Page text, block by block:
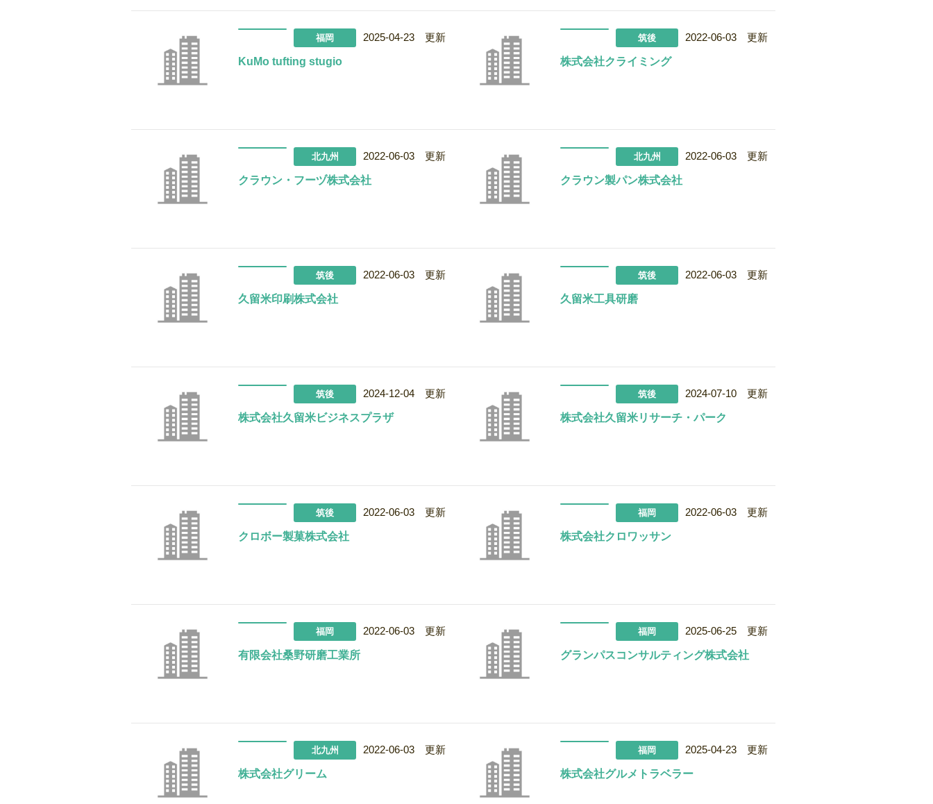
福岡 2025-04-23 更新
KuMo tufting stugio
筑後 2022-06-03 更新
株式会社クライミング
北九州 2022-06-03 更新
クラウン・フーヅ株式会社
北九州 2022-06-03 更新
クラウン製パン株式会社
筑後 2022-06-03 更新
久留米印刷株式会社
筑後 2022-06-03 更新
久留米工具研磨
筑後 2024-12-04 更新
株式会社久留米ビジネスプラザ
筑後 2024-07-10 更新
株式会社久留米リサーチ・パーク
筑後 2022-06-03 更新
クロボー製菓株式会社
福岡 2022-06-03 更新
株式会社クロワッサン
福岡 2022-06-03 更新
有限会社桑野研磨工業所
福岡 2025-06-25 更新
グランパスコンサルティング株式会社
北九州 2022-06-03 更新
株式会社グリーム
福岡 2025-04-23 更新
株式会社グルメトラベラー